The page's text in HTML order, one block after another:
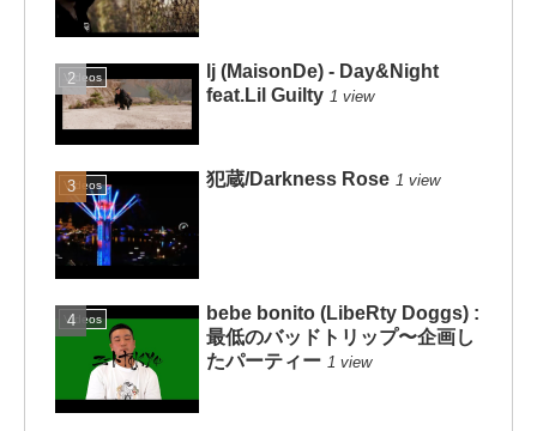
Videos
lj (MaisonDe) - Day&Night
feat.Lil Guilty 1 view
Videos 犯蔵/Darkness Rose 1 view
Videos
bebe bonito (LibeRty Doggs) :
最低のバッドトリップ〜企画し
たパーティー 1 view